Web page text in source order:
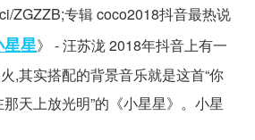
ZGZZB;专辑 coco2018抖音最热说
星星》 - 汪苏泷 2018年抖音上有一
,其实搭配的背景音乐就是这首“你
天上放光明”的《小星星》。小星